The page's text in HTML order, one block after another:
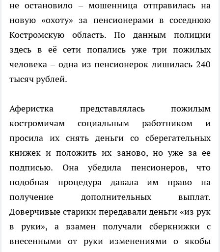
не остановило – мошенница отправилась на
новую «охоту» за пенсионерами в соседнюю
Костромскую область. По данным полиции
здесь в её сети попались уже три пожилых
человека – одна из пенсионерок лишилась 240
тысяч рублей.
Аферистка представлялась пожилым
костромичам социальным работником и
просила их снять деньги со сберегательных
книжек и положить их заново, но уже за ее
подписью. Она убедила пенсионеров, что
подобная процедура давала им право на
получение дополнительных выплат.
Доверчивые старики передавали деньги «из рук
в руки», а взамен получали сберкнижки с
внесенными от руки изменениями о якобы